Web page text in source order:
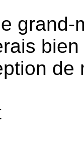
de